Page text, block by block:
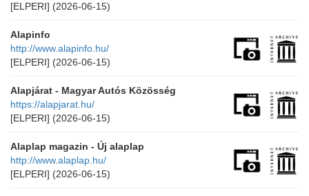
[ELPERI] (2026-06-15)
Alapinfo
http://www.alapinfo.hu/
[ELPERI] (2026-06-15)
Alapjárat - Magyar Autós Közösség
https://alapjarat.hu/
[ELPERI] (2026-06-15)
Alaplap magazin - Új alaplap
http://www.alaplap.hu/
[ELPERI] (2026-06-15)